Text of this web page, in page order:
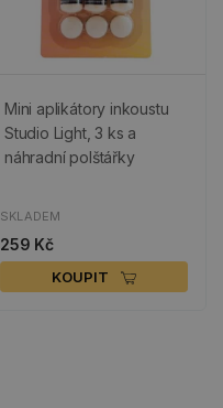
Mini aplikátory inkoustu
Studio Light, 3 ks a
náhradní polštářky
SKLADEM
259 Kč
KOUPIT